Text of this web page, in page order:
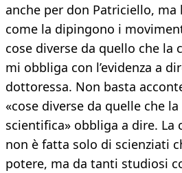
anche per don Patriciello, ma
come la dipingono i
cose diverse da quello che la
mi obbliga con l’evidenza a
dottoressa. Non basta
«cose diverse da quelle che
scientifica» obbliga a dire.
non è fatta solo di scienziati
potere, ma da tanti studiosi